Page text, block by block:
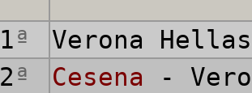
1ª
Verona
2ª Cesena -